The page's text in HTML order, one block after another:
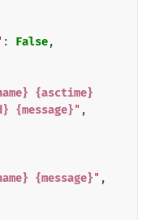
: False,
{asctime}
{message}" ,
{message}" ,